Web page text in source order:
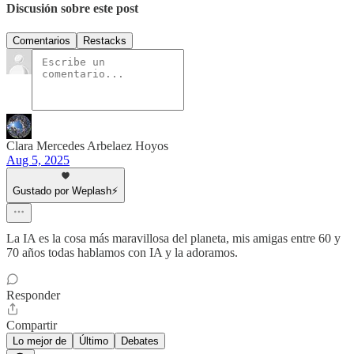
Discusión sobre este post
Comentarios Restacks
Clara Mercedes Arbelaez Hoyos
Aug 5, 2025
Gustado por Weplash⚡️
La IA es la cosa más maravillosa del planeta, mis amigas entre 60 y
70 años todas hablamos con IA y la adoramos.
Responder
Compartir
Lo mejor de Último Debates